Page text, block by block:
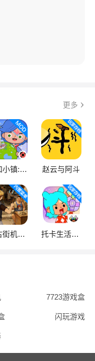
更多
米加小镇:世界 赵云与阿斗
复古街机大亨 托卡生活：世界
7723游戏盒
闪玩游戏